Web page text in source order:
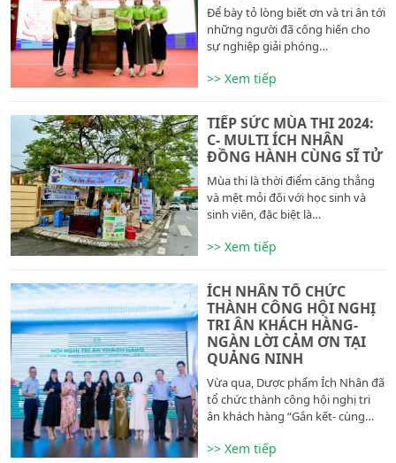
Để bày tỏ lòng biết ơn và tri ân tới
những người đã cống hiến cho
sự nghiệp giải phóng…
>> Xem tiếp
TIẾP SỨC MÙA THI 2024:
C- MULTI ÍCH NHÂN
ĐỒNG HÀNH CÙNG SĨ TỬ
Mùa thi là thời điểm căng thẳng
và mệt mỏi đối với học sinh và
sinh viên, đặc biệt là…
>> Xem tiếp
ÍCH NHÂN TỔ CHỨC
THÀNH CÔNG HỘI NGHỊ
TRI ÂN KHÁCH HÀNG-
NGÀN LỜI CẢM ƠN TẠI
QUẢNG NINH
Vừa qua, Dược phẩm Ích Nhân đã
tổ chức thành công hội nghị tri
ân khách hàng “Gắn kết- cùng…
>> Xem tiếp